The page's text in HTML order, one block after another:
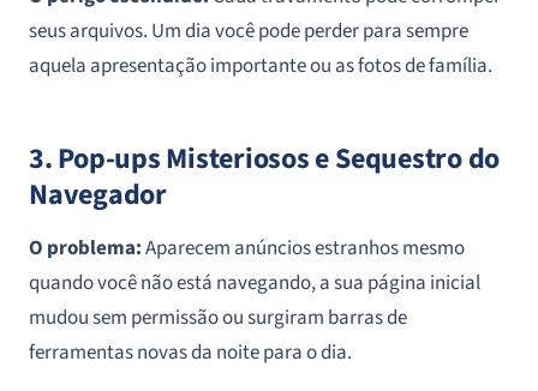
seus arquivos. Um dia você pode perder para sempre
aquela apresentação importante ou as fotos de família.
3. Pop-ups Misteriosos e Sequestro do
Navegador
O problema:Aparecem anúncios estranhos mesmo
quando você não está navegando, a sua página inicial
mudou sem permissão ou surgiram barras de
ferramentas novas da noite para o dia.